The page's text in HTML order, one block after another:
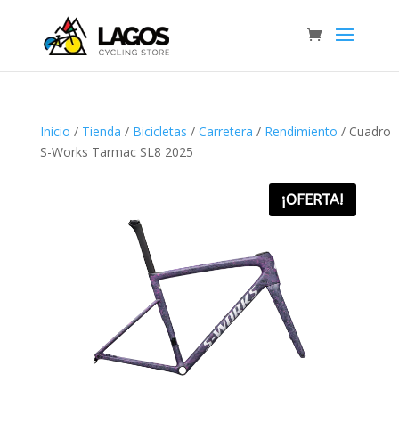
Inicio / Tienda / Bicicletas / Carretera / Rendimiento / Cuadro
S-Works Tarmac SL8 2025
¡OFERTA!